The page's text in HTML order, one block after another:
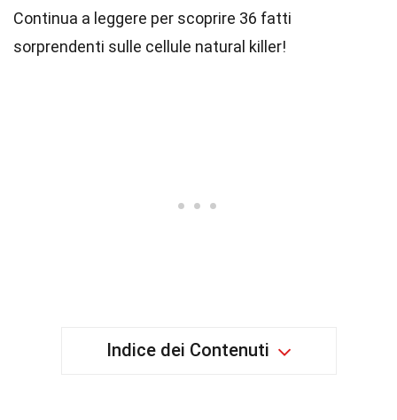
Continua a leggere per scoprire 36 fatti
sorprendenti sulle cellule natural killer!
Indice dei Contenuti